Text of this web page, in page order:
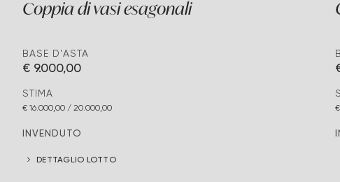
Coppia di vasi esagonali
BASE D'ASTA
€ 9.000,00
STIMA
€ 16.000,00 / 20.000,00
INVENDUTO
DETTAGLIO LOTTO